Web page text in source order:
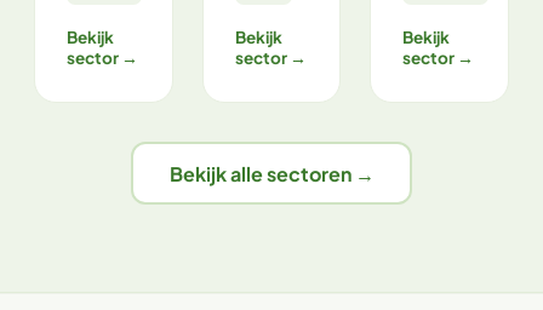
Bekijk
sector →
Bekijk
sector →
Bekijk
sector →
Bekijk alle sectoren →